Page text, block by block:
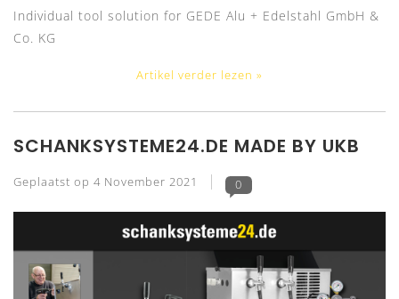
Individual tool solution for GEDE Alu + Edelstahl GmbH &
Co. KG
Artikel verder lezen »
SCHANKSYSTEME24.DE MADE BY UKB
Geplaatst op 4 November 2021 0